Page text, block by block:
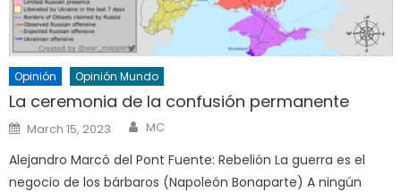
Opinión Opinión Mundo
La ceremonia de la confusión permanente
Posted
on
March 15, 2023 Author
MC
Alejandro Marcó del Pont Fuente: Rebelión La guerra es el
negocio de los bárbaros (Napoleón Bonaparte) A ningún